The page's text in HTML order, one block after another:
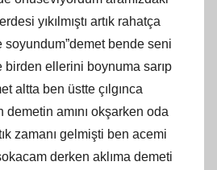
yıkılmıştı artık rahatça
bende seni
ellerini boynuma sarıp
altta ben üstte çılgınca
amını okşarken oda
zamanı gelmişti ben acemi
derken aklıma demeti